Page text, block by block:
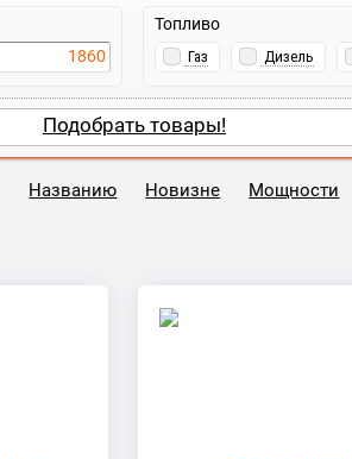
1860
Топливо
Газ Дизель
Подобрать товары!
Названию Новизне Мощности